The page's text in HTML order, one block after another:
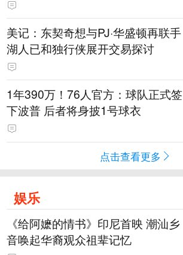
美记：东契奇想与PJ·华盛顿再联手
湖人已和独行侠展开交易探讨
1年390万！76人官方：球队正式签
下波普 后者将身披1号球衣
点击查看更多
娱乐
《给阿嬷的情书》印尼首映 潮汕乡
音唤起华裔观众祖辈记忆